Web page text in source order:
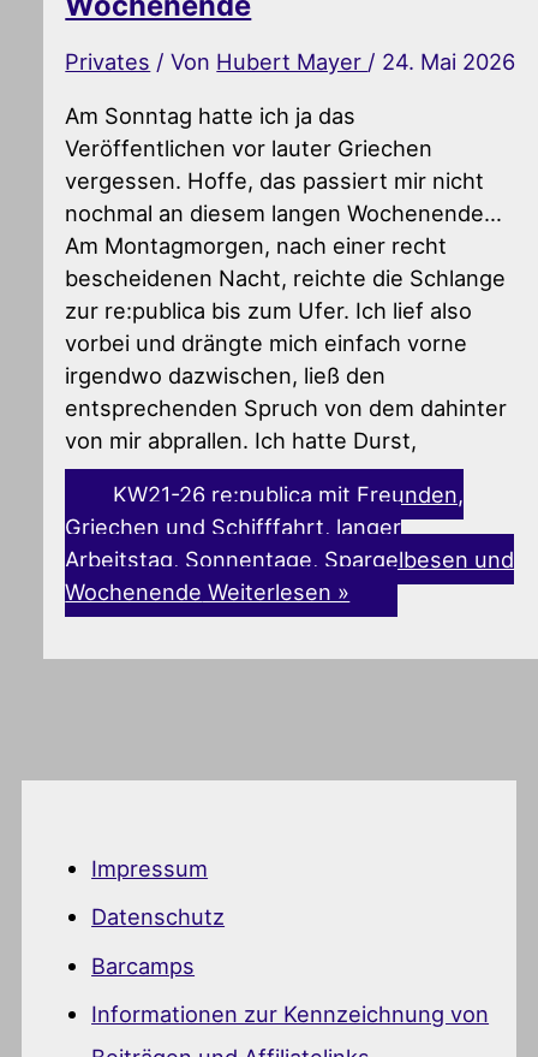
Privates / Von Hubert Mayer / 24. Mai 2026
Am Sonntag hatte ich ja das
Veröffentlichen vor lauter Griechen
vergessen. Hoffe, das passiert mir nicht
nochmal an diesem langen Wochenende…
Am Montagmorgen, nach einer recht
bescheidenen Nacht, reichte die Schlange
zur re:publica bis zum Ufer. Ich lief also
vorbei und drängte mich einfach vorne
irgendwo dazwischen, ließ den
entsprechenden Spruch von dem dahinter
von mir abprallen. Ich hatte Durst,
KW21-26 re:publica mit Freunden,
Griechen und Schifffahrt, langer
Arbeitstag, Sonnentage, Spargelbesen und
Wochenende Weiterlesen »
Impressum
Datenschutz
Barcamps
Informationen zur Kennzeichnung von